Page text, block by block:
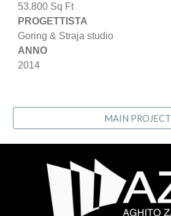
53.800 Sq Ft
PROGETTISTA
Goring & Straja studio
ANNO
2014
MAIN PROJECT